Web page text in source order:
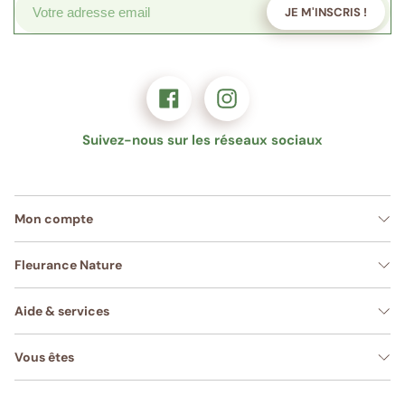
JE M'INSCRIS !
Suivez-nous sur les réseaux sociaux
Mon compte
Fleurance Nature
Aide & services
Vous êtes